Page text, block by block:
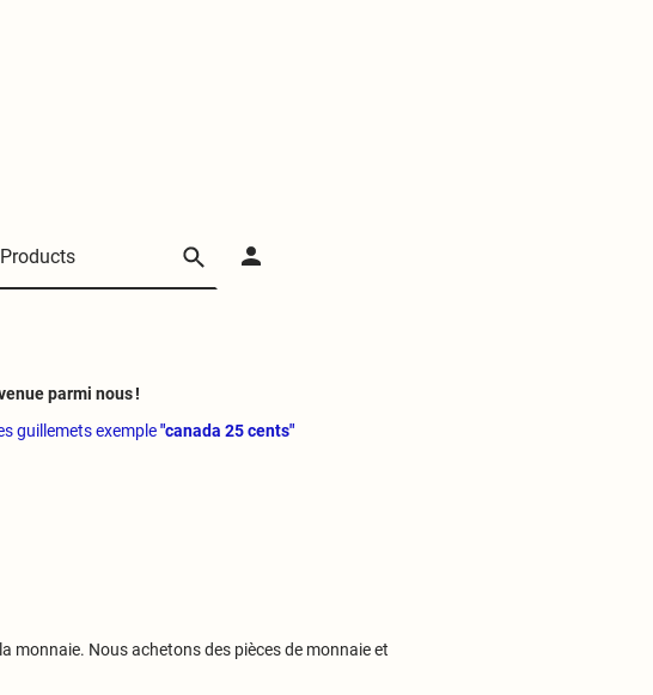
parmi nous !
guillemets exemple"canada 25 cents"
monnaie. Nous achetons des pièces de monnaie et